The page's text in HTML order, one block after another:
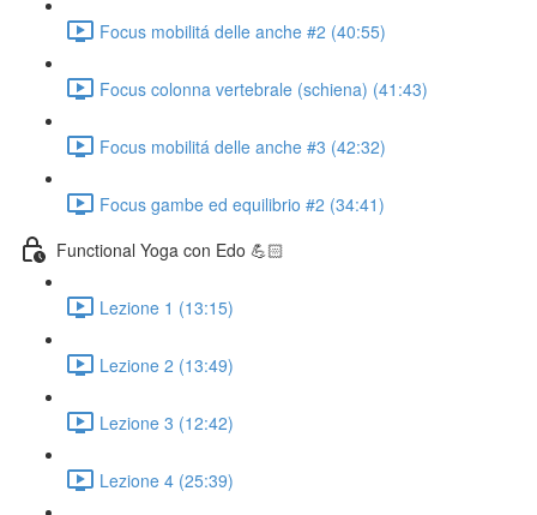
Focus mobilitá delle anche #2 (40:55)
Focus colonna vertebrale (schiena) (41:43)
Focus mobilitá delle anche #3 (42:32)
Focus gambe ed equilibrio #2 (34:41)
Functional Yoga con Edo 💪🏻
Lezione 1 (13:15)
Lezione 2 (13:49)
Lezione 3 (12:42)
Lezione 4 (25:39)